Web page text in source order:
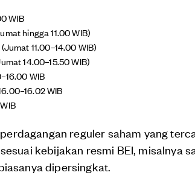
WIB
hingga 11.00 WIB)
(Jumat 11.00–14.00 WIB)
14.00–15.50 WIB)
WIB
WIB
reguler saham yang
kebijakan resmi BEI, misalnya
dipersingkat.